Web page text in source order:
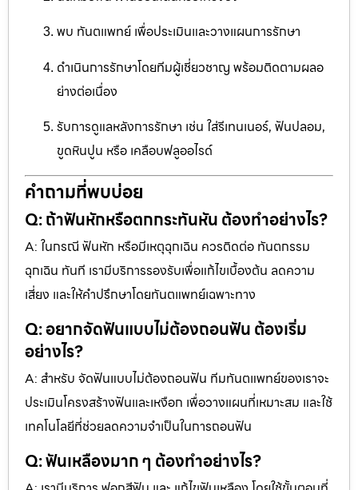
พบ ทันตแพทย์ เพื่อประเมินและวางแผนการรักษา
ดำเนินการรักษาโดยทีมผู้เชี่ยวชาญ พร้อมติดตามผลอ
ย่างต่อเนื่อง
รับการดูแลหลังการรักษา เช่น ใส่รีเทนเนอร์, ฟันปลอม,
ขูดหินปูน หรือ เคลือบฟลูออไรด์
คำถามที่พบบ่อย
Q: ถ้าฟันหักหรือตกกระทันหัน ต้องทำอย่างไร?
A: ในกรณี ฟันหัก หรือมีเหตุฉุกเฉิน ควรติดต่อ ทันตกรรม
ฉุกเฉิน ทันที เรามีบริการรองรับเพื่อแก้ไขเบื้องต้น ลดความ
เสี่ยง และให้คำปรึกษาโดยทันตแพทย์เฉพาะทาง
Q: อยากจัดฟันแบบไม่ต้องถอนฟัน ต้องเริ่ม
อย่างไร?
A: สำหรับ จัดฟันแบบไม่ต้องถอนฟัน ทีมทันตแพทย์ของเราจะ
ประเมินโครงสร้างฟันและเหงือก เพื่อวางแผนที่เหมาะสม และใช้
เทคโนโลยีที่ช่วยลดความจำเป็นในการถอนฟัน
Q: ฟันเหลืองมาก ๆ ต้องทำอย่างไร?